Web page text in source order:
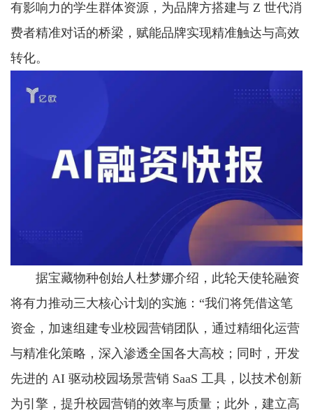
有影响力的学生群体资源，为品牌方搭建与 Z 世代消
费者精准对话的桥梁，赋能品牌实现精准触达与高效
转化。
据宝藏物种创始人杜梦娜介绍，此轮天使轮融资
将有力推动三大核心计划的实施：“我们将凭借这笔
资金，加速组建专业校园营销团队，通过精细化运营
与精准化策略，深入渗透全国各大高校；同时，开发
先进的 AI 驱动校园场景营销 SaaS 工具，以技术创新
为引擎，提升校园营销的效率与质量；此外，建立高